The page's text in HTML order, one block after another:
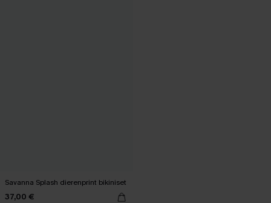
Savanna Splash dierenprint bikiniset
37,00 €